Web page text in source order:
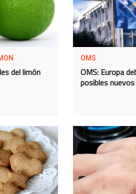
del limón
OMS
OMS: Europa
posibles